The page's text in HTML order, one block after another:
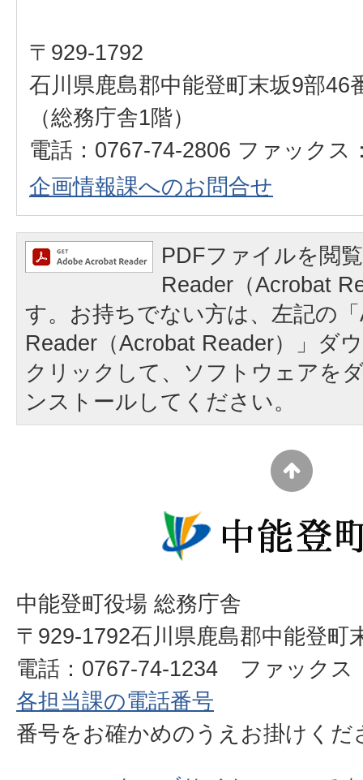
〒929-1792
石川県鹿島郡中能登町末坂9部46
（総務庁舎1階）
電話：0767-74-2806 ファックス
企画情報課へのお問合せ
PDFファイルを閲
Reader（Acrobat
す。お持ちでない方は、左記の
Reader（Acrobat Reader）」ダ
クリックして、ソフトウェアを
ンストールしてください。
中能登町役場 総務庁舎
〒929-1792石川県鹿島郡中能登町
電話：0767-74-1234 ファックス
各担当課の電話番号
番号をお確かめのうえお掛けく